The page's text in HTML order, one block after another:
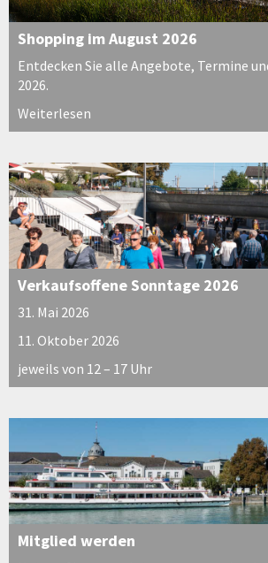
Shopping im August 2026
Entdecken Sie alle Angebote, Termine
2026.
Weiterlesen
Verkaufsoffene Sonntage 2026
31. Mai 2026
11. Oktober 2026
jeweils von 12 – 17 Uhr
Mitglied werden